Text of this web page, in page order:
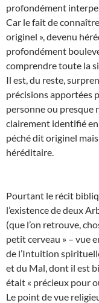
profondément
Car le fait de
originel », devenu
profondément
comprendre toute la
Il est, du reste,
précisions apportées
personne ou presque
clairement identifié
péché dit originel
héréditaire.
Pourtant le récit
l’existence de deux
(que l’on retrouve,
petit cerveau » – vue
de l’Intuition
et du Mal, dont il est
était « précieux pour
Le point de vue